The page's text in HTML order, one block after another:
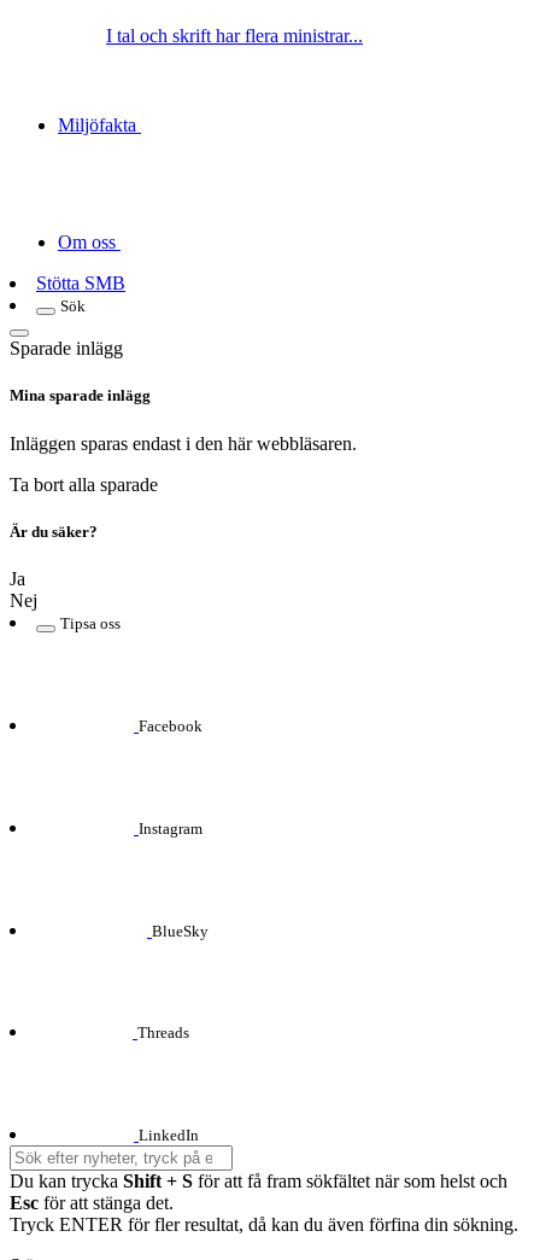
I tal och skrift har flera ministrar...
Miljöfakta
Om oss
Stötta SMB
Sök
Sparade inlägg
Mina sparade inlägg
Inläggen sparas endast i den här webbläsaren.
Ta bort alla sparade
Är du säker?
Ja
Nej
Tipsa oss
Facebook
Instagram
BlueSky
Threads
LinkedIn
Du kan trycka Shift + S för att få fram sökfältet när som helst och
Esc för att stänga det.
Tryck ENTER för fler resultat, då kan du även förfina din sökning.